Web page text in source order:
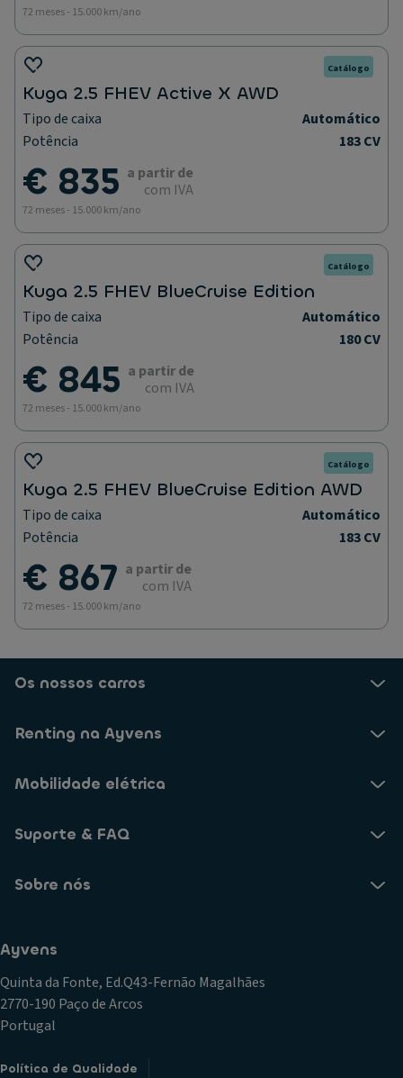
72 meses - 15.000 km/ano
Catálogo
Kuga 2.5 FHEV Active X AWD
Tipo de caixa
Automático
Potência
183 CV
€ 835 a partir de
com IVA
72 meses - 15.000 km/ano
Catálogo
Kuga 2.5 FHEV BlueCruise Edition
Tipo de caixa
Automático
Potência
180 CV
€ 845 a partir de
com IVA
72 meses - 15.000 km/ano
Catálogo
Kuga 2.5 FHEV BlueCruise Edition AWD
Tipo de caixa
Automático
Potência
183 CV
€ 867 a partir de
com IVA
72 meses - 15.000 km/ano
Os nossos carros
Renting na Ayvens
Mobilidade elétrica
Suporte & FAQ
Sobre nós
Ayvens
Quinta da Fonte, Ed.Q43-Fernão Magalhães
2770-190 Paço de Arcos
Portugal
Política de Qualidade